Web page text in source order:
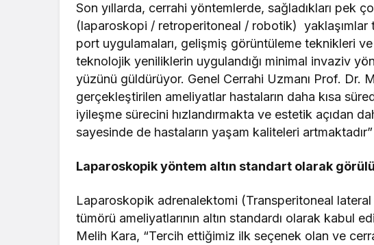
Son yıllarda, cerrahi yöntemlerde, sağladıkları pek
(laparoskopi / retroperitoneal / robotik)
port uygulamaları, gelişmiş görüntüleme teknikleri
teknolojik yeniliklerin uygulandığı minimal invaziv
yüzünü güldürüyor. Genel Cerrahi Uzmanı Prof. Dr.
gerçekleştirilen ameliyatlar hastaların daha kısa
iyileşme sürecini hızlandırmakta ve estetik açıdan
sayesinde de hastaların yaşam kaliteleri
Laparoskopik yöntem altın standart olarak
Laparoskopik adrenalektomi (Transperitoneal
tümörü ameliyatlarının altın standardı olarak kabul
Melih Kara, “Tercih ettiğimiz ilk seçenek olan ve